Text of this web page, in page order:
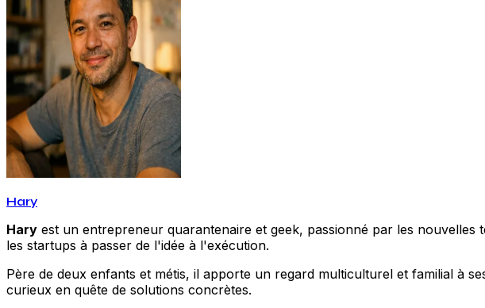
Hary
Hary est un entrepreneur quarantenaire et geek, passionné par les
les startups à passer de l'idée à l'exécution.
Père de deux enfants et métis, il apporte un regard multiculturel et familial à
curieux en quête de solutions concrètes.